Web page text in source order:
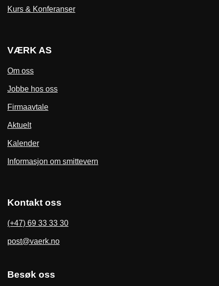
Kurs & Konferanser
VÆRK AS
Om oss
Jobbe hos oss
Firmaavtale
Aktuelt
Kalender
Informasjon om smittevern
Kontakt oss
(+47) 69 33 33 30
post@vaerk.no
Besøk oss